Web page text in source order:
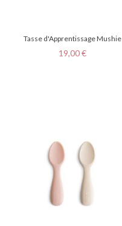
Tasse d'Apprentissage Mushie
Prix
19,00 €